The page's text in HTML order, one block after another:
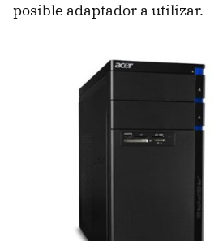
posible adaptador a utilizar.